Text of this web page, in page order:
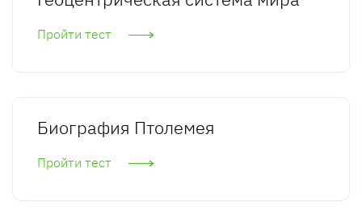
Пройти тест
Биография Птолемея
Пройти тест